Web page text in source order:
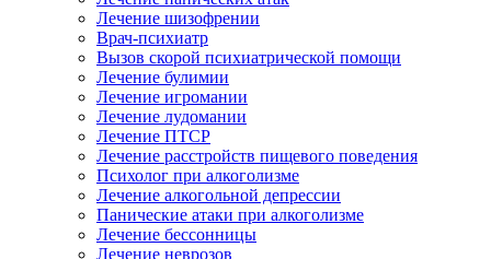
Лечение шизофрении
Врач-психиатр
Вызов скорой психиатрической помощи
Лечение булимии
Лечение игромании
Лечение лудомании
Лечение ПТСР
Лечение расстройств пищевого поведения
Психолог при алкоголизме
Лечение алкогольной депрессии
Панические атаки при алкоголизме
Лечение бессонницы
Лечение неврозов